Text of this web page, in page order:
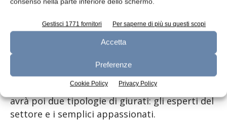
Gestisci 1771 fornitori Per saperne di più su questi scopi
Accetta
Preferenze
Cookie Policy Privacy Policy
i produttori locali di questo straordinario
formaggio» conclude Pircher. Il programma
delle Giornate del Graukäse quest’anno si
preannuncia ricco di eventi: dal mercatino di
formaggi e prodotti locali, alle degustazioni
comparative, fino alla premiazione del miglior
Graukäse della Valle Aurina. La manifestazione
avrà poi due tipologie di giurati: gli esperti del
settore e i semplici appassionati.